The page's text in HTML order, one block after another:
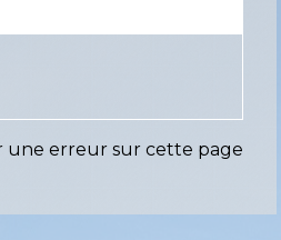
une erreur sur cette page